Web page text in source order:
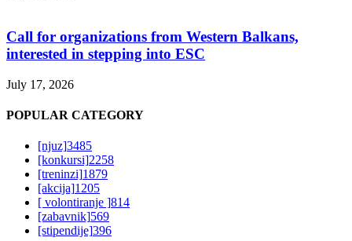
Call for organizations from Western Balkans,
interested in stepping into ESC
July 17, 2026
POPULAR CATEGORY
[njuz]3485
[konkursi]2258
[treninzi]1879
[akcija]1205
[ volontiranje ]814
[zabavnik]569
[stipendije]396